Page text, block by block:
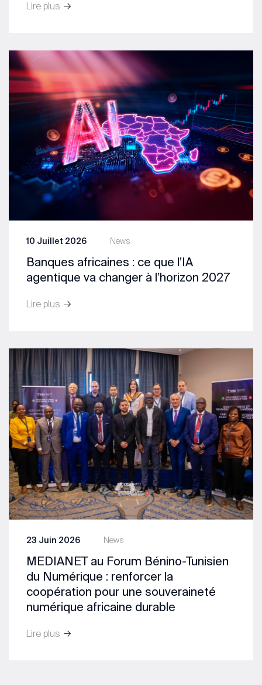
Lire plus
News
10 Juillet 2026
Banques africaines : ce que l’IA
agentique va changer à l’horizon 2027
Lire plus
News
23 Juin 2026
MEDIANET au Forum Bénino-Tunisien
du Numérique : renforcer la
coopération pour une souveraineté
numérique africaine durable
Lire plus